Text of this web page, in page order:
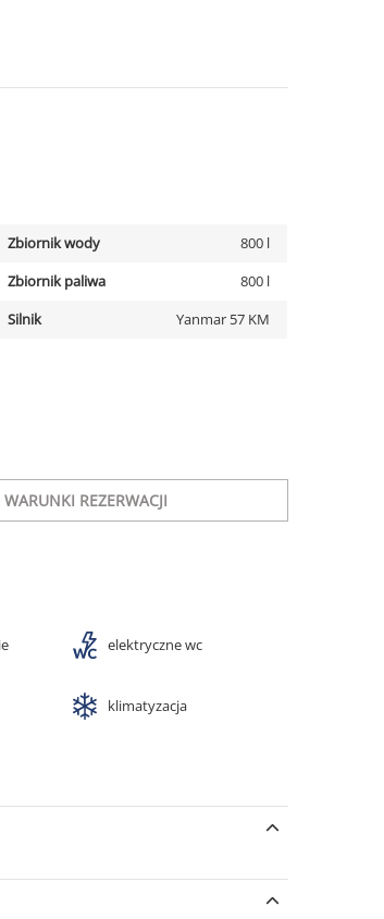
Zbiornik wody
800 l
Zbiornik paliwa
800 l
Silnik
Yanmar 57 KM
REZERWACJI
elektryczne wc
klimatyzacja